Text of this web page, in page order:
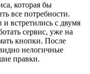
которая бы
все потребности.
встретились с двумя
сервис, уже на
кнопки. После
нелогичные
правки.